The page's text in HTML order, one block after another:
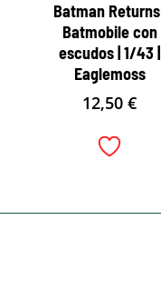
Batman Returns |
Batmobile con
escudos | 1/43 |
Eaglemoss
12,50€